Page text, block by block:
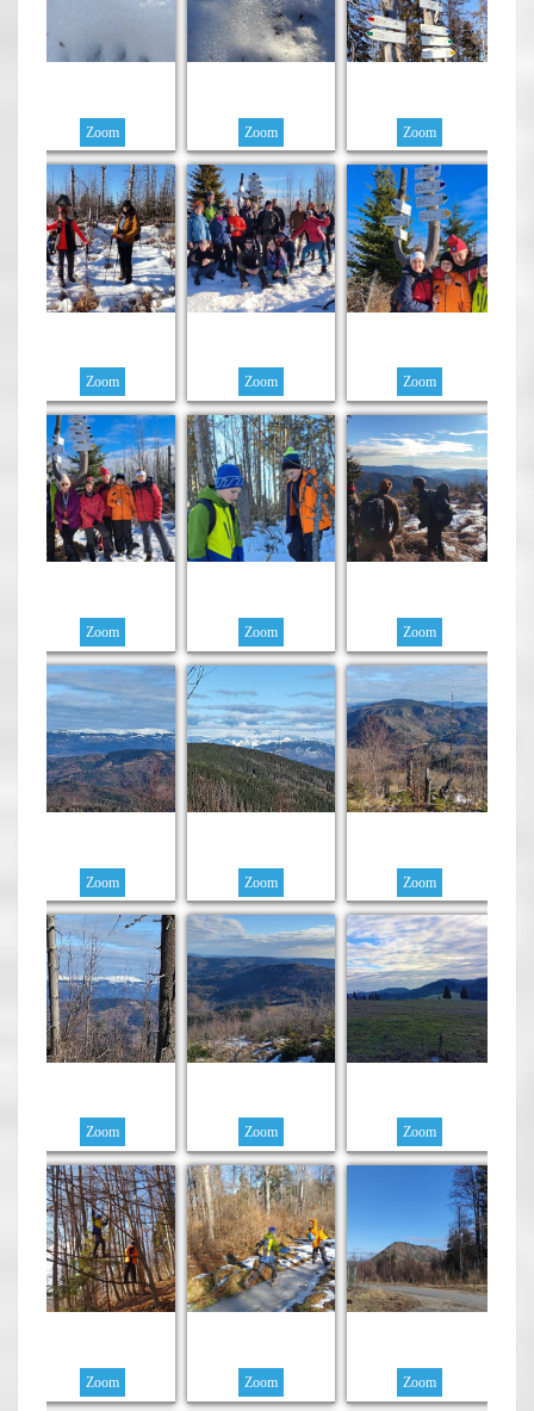
Zoom Zoom Zoom
Zoom Zoom Zoom
Zoom Zoom Zoom
Zoom Zoom Zoom
Zoom Zoom Zoom
Zoom Zoom Zoom